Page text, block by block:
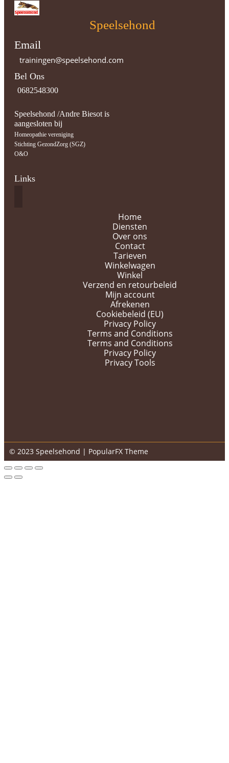
Speelsehond
Email
trainingen@speelsehond.com
Bel Ons
0682548300
Speelsehond /Andre Biesot is
aangesloten bij
Homeopathie vereniging
Stichting GezondZorg (SGZ)
O&O
Links
Home
Diensten
Over ons
Contact
Tarieven
Winkelwagen
Winkel
Verzend en retourbeleid
Mijn account
Afrekenen
Cookiebeleid (EU)
Privacy Policy
Terms and Conditions
Terms and Conditions
Privacy Policy
Privacy Tools
© 2023 Speelsehond | PopularFX Theme